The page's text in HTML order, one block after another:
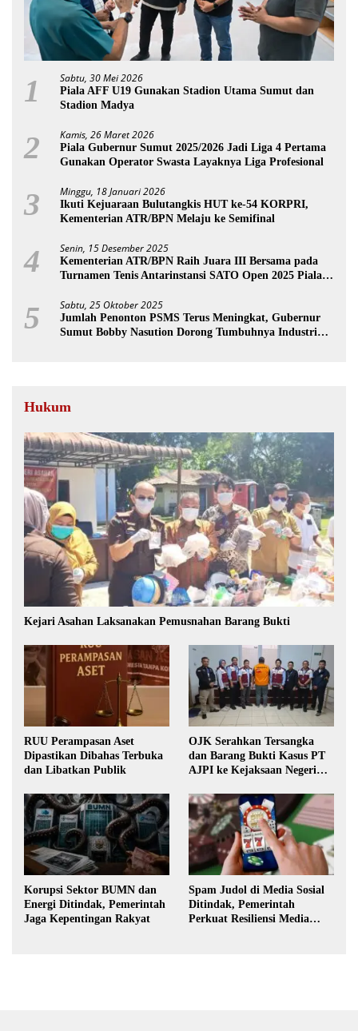
1 Sabtu, 30 Mei 2026
Piala AFF U19 Gunakan Stadion Utama Sumut dan
Stadion Madya
2 Kamis, 26 Maret 2026
Piala Gubernur Sumut 2025/2026 Jadi Liga 4 Pertama
Gunakan Operator Swasta Layaknya Liga Profesional
3 Minggu, 18 Januari 2026
Ikuti Kejuaraan Bulutangkis HUT ke-54 KORPRI,
Kementerian ATR/BPN Melaju ke Semifinal
4 Senin, 15 Desember 2025
Kementerian ATR/BPN Raih Juara III Bersama pada
Turnamen Tenis Antarinstansi SATO Open 2025 Piala
5 Sabtu, 25 Oktober 2025
Jumlah Penonton PSMS Terus Meningkat, Gubernur
Sumut Bobby Nasution Dorong Tumbuhnya Industri
Hukum
Kejari Asahan Laksanakan Pemusnahan Barang Bukti
RUU Perampasan Aset
Dipastikan Dibahas Terbuka
dan Libatkan Publik
OJK Serahkan Tersangka
dan Barang Bukti Kasus PT
AJPI ke Kejaksaan Negeri
Korupsi Sektor BUMN dan
Energi Ditindak, Pemerintah
Jaga Kepentingan Rakyat
Spam Judol di Media Sosial
Ditindak, Pemerintah
Perkuat Resiliensi Media